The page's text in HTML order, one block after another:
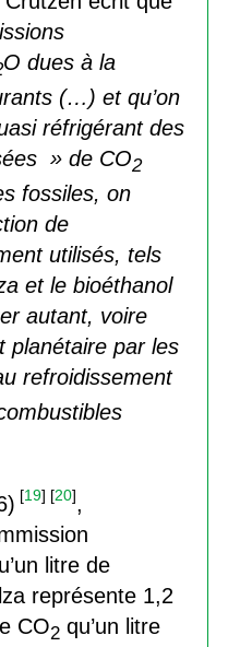
O dues à la
(…) et qu’on
réfrigérant des
» de CO2
fossiles, on
de
utilisés, tels
et le bioéthanol
autant, voire
planétaire par les
refroidissement
[19] [20],
litre de
représente 1,2
CO2qu’un litre